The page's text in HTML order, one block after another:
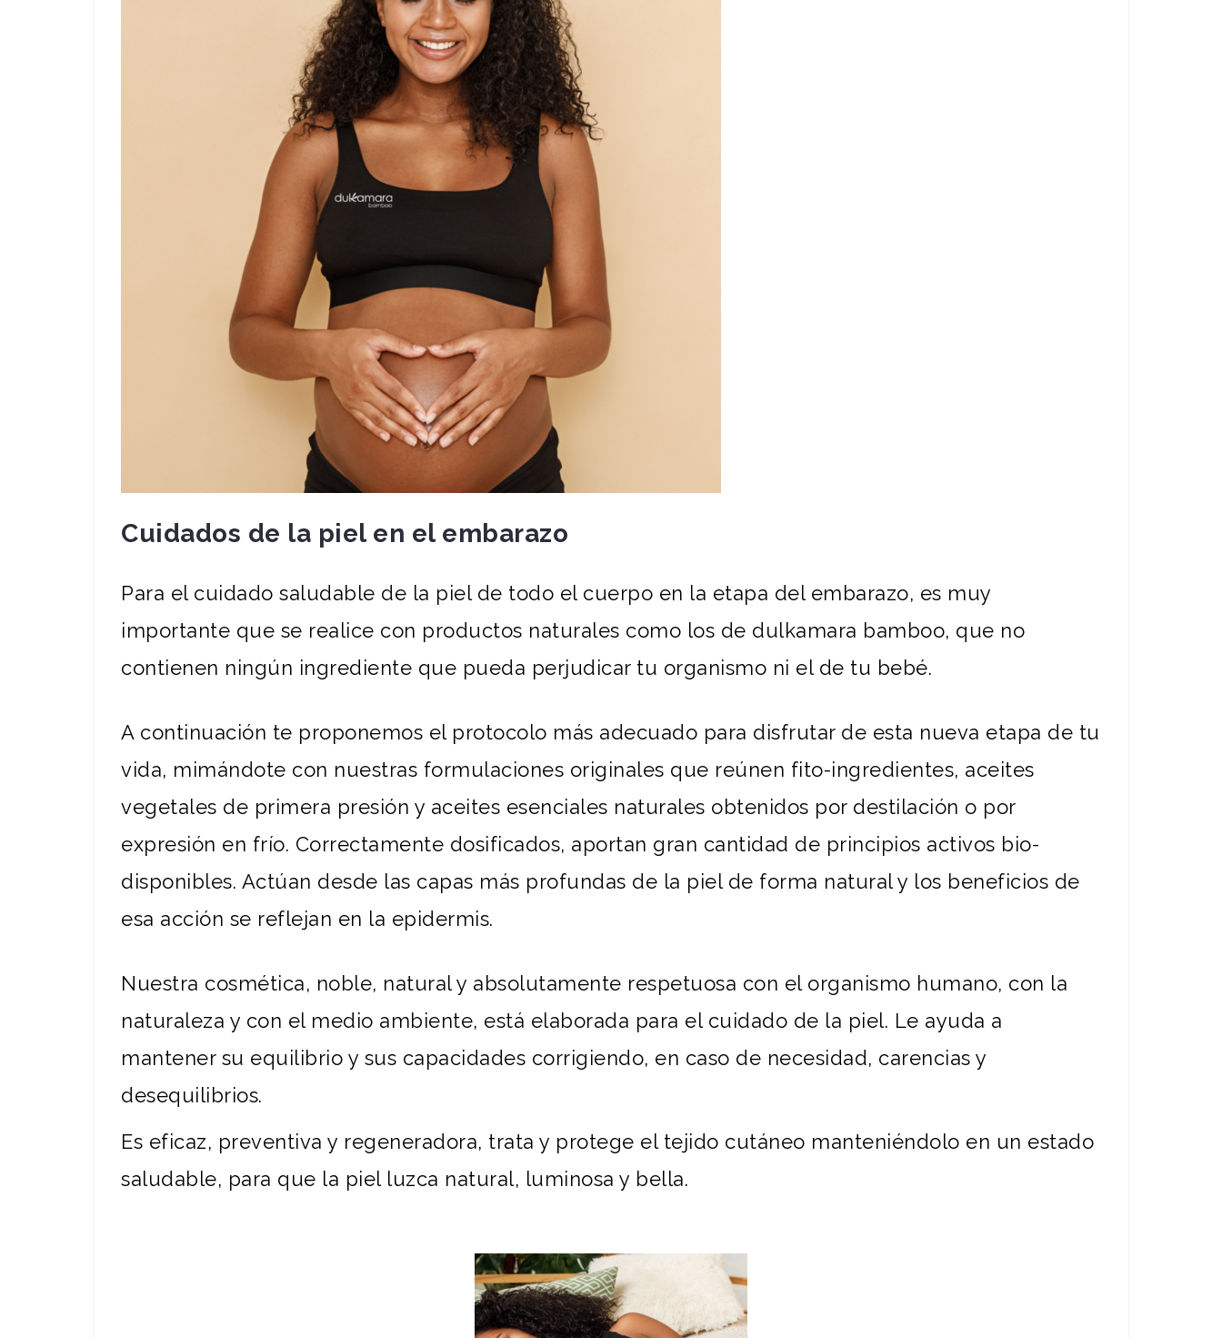
Cuidados de la piel en el embarazo
Para el cuidado saludable de la piel de todo el cuerpo en la etapa del embarazo, es muy
importante que se realice con productos naturales como los de dulkamara bamboo, que no
contienen ningún ingrediente que pueda perjudicar tu organismo ni el de tu bebé.
A continuación te proponemos el protocolo más adecuado para disfrutar de esta nueva etapa de tu
vida, mimándote con nuestras formulaciones originales que reúnen fito-ingredientes, aceites
vegetales de primera presión y aceites esenciales naturales obtenidos por destilación o por
expresión en frío. Correctamente dosificados, aportan gran cantidad de principios activos bio-
disponibles. Actúan desde las capas más profundas de la piel de forma natural y los beneficios de
esa acción se reflejan en la epidermis.
Nuestra cosmética, noble, natural y absolutamente respetuosa con el organismo humano, con la
naturaleza y con el medio ambiente, está elaborada para el cuidado de la piel. Le ayuda a
mantener su equilibrio y sus capacidades corrigiendo, en caso de necesidad, carencias y
desequilibrios.
Es eficaz, preventiva y regeneradora, trata y protege el tejido cutáneo manteniéndolo en un estado
saludable, para que la piel luzca natural, luminosa y bella.